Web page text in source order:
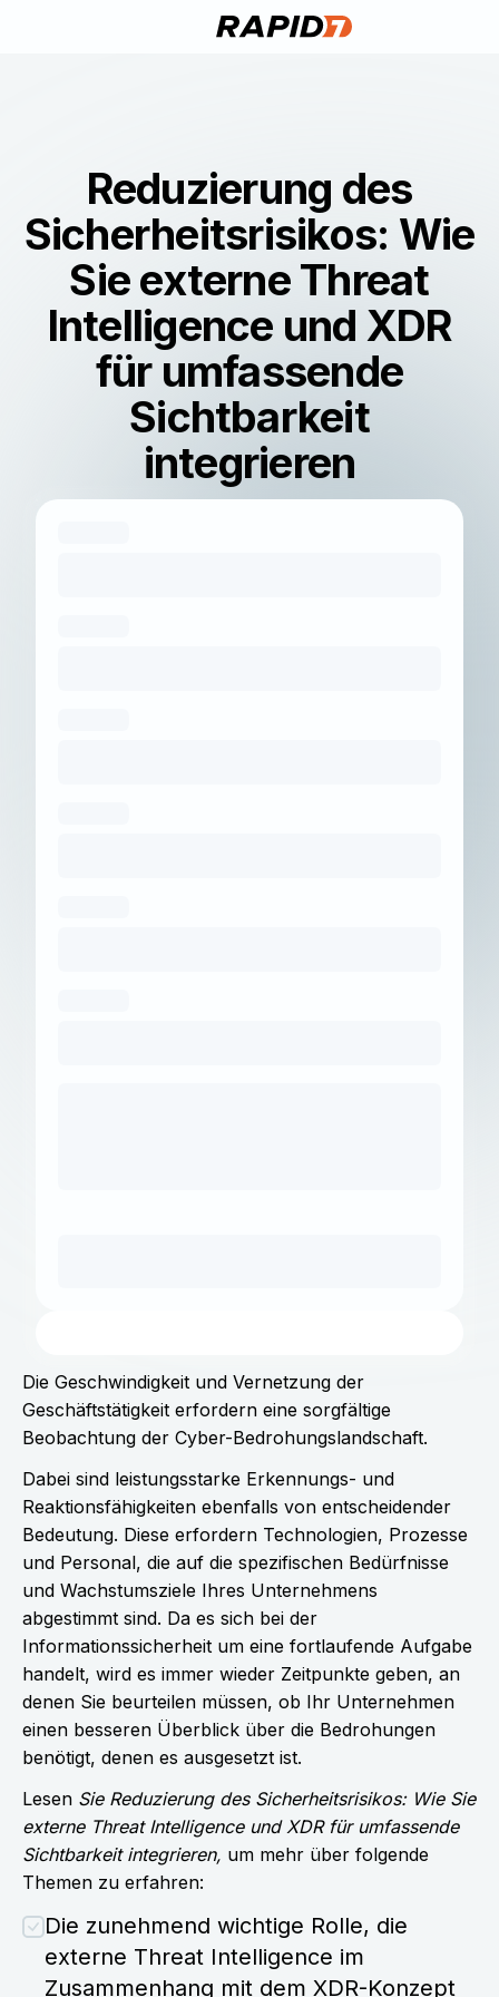
Reduzierung des
Sicherheitsrisikos: Wie
Sie externe Threat
Intelligence und XDR
für umfassende
Sichtbarkeit
integrieren
Die Geschwindigkeit und Vernetzung der
Geschäftstätigkeit erfordern eine sorgfältige
Beobachtung der Cyber-Bedrohungslandschaft.
Dabei sind leistungsstarke Erkennungs- und
Reaktionsfähigkeiten ebenfalls von entscheidender
Bedeutung. Diese erfordern Technologien, Prozesse
und Personal, die auf die spezifischen Bedürfnisse
und Wachstumsziele Ihres Unternehmens
abgestimmt sind. Da es sich bei der
Informationssicherheit um eine fortlaufende Aufgabe
handelt, wird es immer wieder Zeitpunkte geben, an
denen Sie beurteilen müssen, ob Ihr Unternehmen
einen besseren Überblick über die Bedrohungen
benötigt, denen es ausgesetzt ist.
Lesen Sie Reduzierung des Sicherheitsrisikos: Wie Sie
externe Threat Intelligence und XDR für umfassende
Sichtbarkeit integrieren, um mehr über folgende
Themen zu erfahren:
Die zunehmend wichtige Rolle, die
externe Threat Intelligence im
Zusammenhang mit dem XDR-Konzept